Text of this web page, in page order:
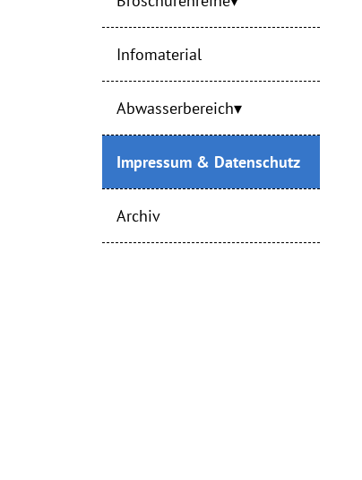
Infomaterial
Abwasserbereich
Impressum & Datenschutz
Archiv